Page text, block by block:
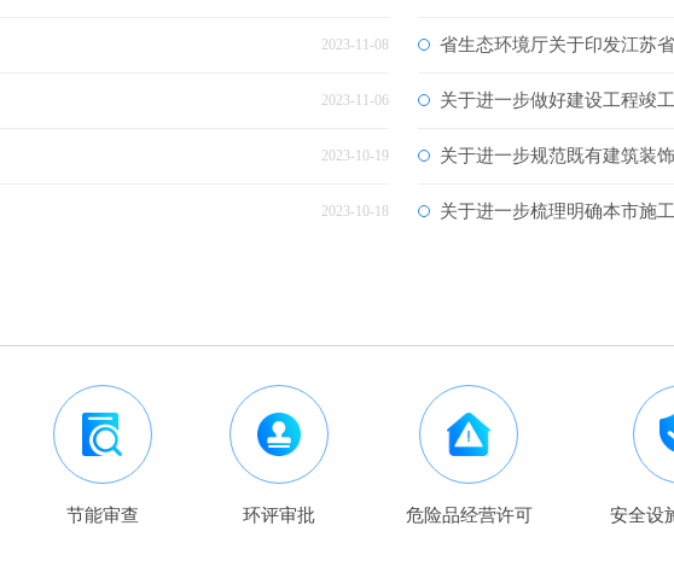
2023-11-08
2023-11-06
2023-10-19
2023-10-18
省生态环境厅关于印发江苏
关于进一步做好建设工程竣
关于进一步规范既有建筑装
关于进一步梳理明确本市施
节能审查 环评审批 危险品经营许可 安全设